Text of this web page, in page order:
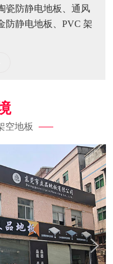
瓷防静电地板、通风
防静电地板、PVC 架
空地板